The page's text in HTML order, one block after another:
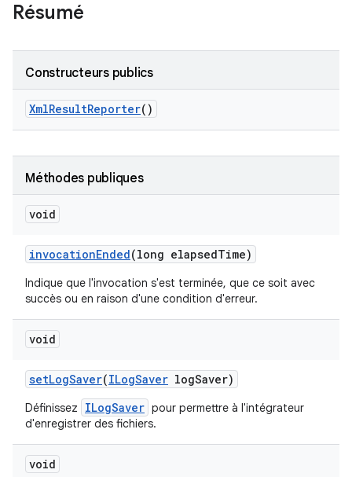
Résumé
Constructeurs publics
XmlResultReporter()
Méthodes publiques
void
invocationEnded(long elapsedTime)
Indique que l'invocation s'est terminée, que ce soit avec
succès ou en raison d'une condition d'erreur.
void
setLogSaver(ILogSaver logSaver)
Définissez ILogSaver pour permettre à l'intégrateur
d'enregistrer des fichiers.
void